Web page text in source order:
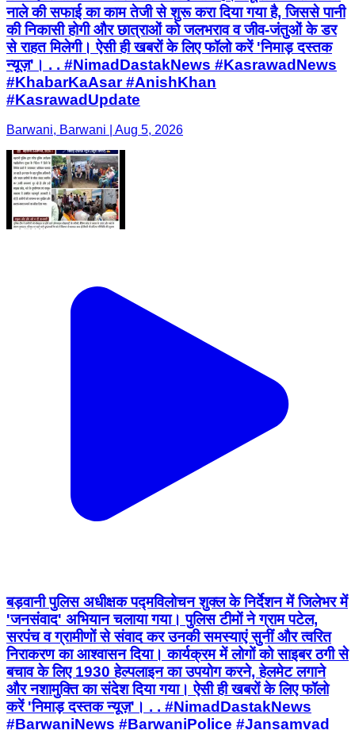
नाले की सफाई का काम तेजी से शुरू करा दिया गया है, जिससे पानी
की निकासी होगी और छात्राओं को जलभराव व जीव-जंतुओं के डर
से राहत मिलेगी। ऐसी ही खबरों के लिए फॉलो करें 'निमाड़ दस्तक
न्यूज़'। . . #NimadDastakNews #KasrawadNews
#KhabarKaAsar #AnishKhan
#KasrawadUpdate
Barwani, Barwani | Aug 5, 2026
बड़वानी पुलिस अधीक्षक पद्मविलोचन शुक्ल के निर्देशन में जिलेभर में
'जनसंवाद' अभियान चलाया गया। पुलिस टीमों ने ग्राम पटेल,
सरपंच व ग्रामीणों से संवाद कर उनकी समस्याएं सुनीं और त्वरित
निराकरण का आश्वासन दिया। कार्यक्रम में लोगों को साइबर ठगी से
बचाव के लिए 1930 हेल्पलाइन का उपयोग करने, हेलमेट लगाने
और नशामुक्ति का संदेश दिया गया। ऐसी ही खबरों के लिए फॉलो
करें 'निमाड़ दस्तक न्यूज़'। . . #NimadDastakNews
#BarwaniNews #BarwaniPolice #Jansamvad